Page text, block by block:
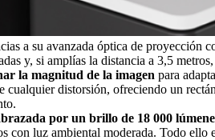
a su avanzada óptica de proyección
y, si amplías la distancia a 3,5
la magnitud de la imagen para
cualquier distorsión, ofreciendo un
por un brillo de 18 000
luz ambiental moderada. Todo ello